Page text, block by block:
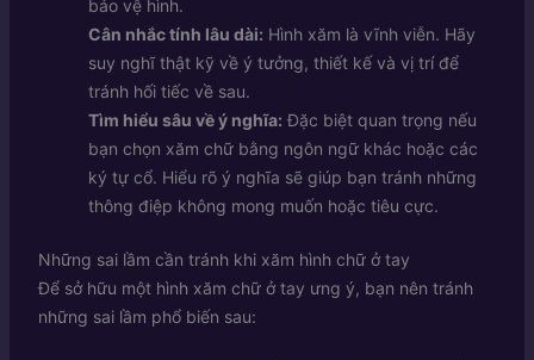
bảo vệ hình.
Cân nhắc tính lâu dài: Hình xăm là vĩnh viễn. Hãy
suy nghĩ thật kỹ về ý tưởng, thiết kế và vị trí để
tránh hối tiếc về sau.
Tìm hiểu sâu về ý nghĩa: Đặc biệt quan trọng nếu
bạn chọn xăm chữ bằng ngôn ngữ khác hoặc các
ký tự cổ. Hiểu rõ ý nghĩa sẽ giúp bạn tránh những
thông điệp không mong muốn hoặc tiêu cực.
Những sai lầm cần tránh khi xăm hình chữ ở tay
Để sở hữu một hình xăm chữ ở tay ưng ý, bạn nên tránh
những sai lầm phổ biến sau: